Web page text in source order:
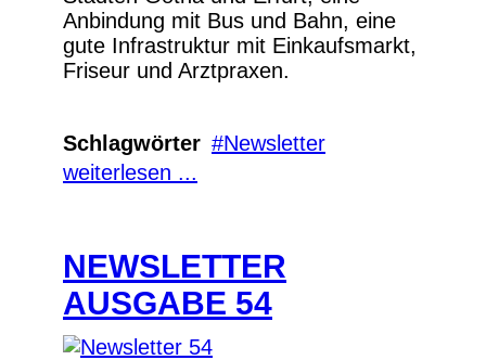
Anbindung mit Bus und Bahn, eine
gute Infrastruktur mit Einkaufsmarkt,
Friseur und Arztpraxen.
Schlagwörter
Newsletter
weiterlesen ...
NEWSLETTER
AUSGABE 54